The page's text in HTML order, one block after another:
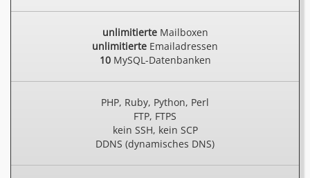
unlimitierteMailboxen
unlimitierte Emailadressen
10MySQL-Datenbanken
PHP, Ruby, Python, Perl
FTP, FTPS
kein SSH, kein SCP
DDNS (dynamisches DNS)